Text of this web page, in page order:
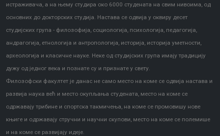
истраживача, а на њему студира око 6000 студената на свим нивоима, од
основних до докторских студија. Настава се одвија у оквиру десет
студијских група - филозофија, социологија, психологија, педагогија,
андрагогија, етнологија и антропологија, историја, историја уметности,
археологија и класичне науке. Неке од студијских група имају традицију
дужу од једног века и познате су и признате у свету.
Филозофски факултет је данас не само место на коме се одвија настава и
развија наука већ и место окупљања студената, место на коме се
одржавају трибине и спортска такмичења, на коме се промовишу нове
књиге и одржавају стручни и научни скупови, место на коме се полемише
и на коме се развијају идеје.